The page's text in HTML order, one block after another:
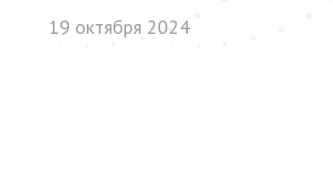
19 октября 2024